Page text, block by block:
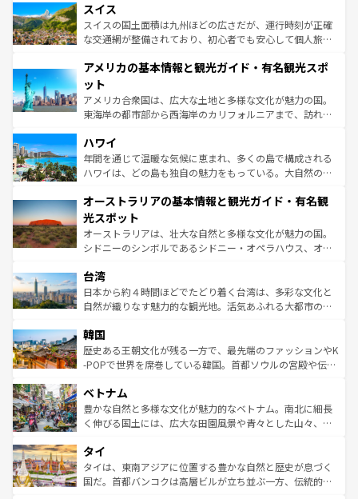
を参照してほしい。
は、お酒好きな人にはぜひ体験してほしい。 なお、新着の
ドイツ情報はコンテンツ一覧を参照してほしい。
リアごとに異なる魅力がある。また、優雅なアフタヌーン
ティー、ビール好きにはたまらない英国パブ、サッカー観
戦など、本場だからこそできる体験も豊富。イギリスを旅
ンツ一覧を参照してほしい。
スイス
スイスの国土面積は九州ほどの広さだが、運行時刻が正確
な交通網が整備されており、初心者でも安心して個人旅行
の建物がそのまま残る町や、スイスならではのユニークな
博物館もあり、アルプス観光だけでなく町歩きも満喫する
ことができる。国民の所得が高いため物価も高いが、旅行
者向けの交通パス提供のサービスもあり、うまく活用すれ
着のスイス情報は
アメリカの基本情報と観光ガイド・有名観光スポ
ット
アメリカ合衆国は、広大な土地と多様な文化が魅力の国。
東海岸の都市部から西海岸のカリフォルニアまで、訪れる
のような巨大都市は、観光、ショッピング、エンターテイ
ンメントが詰まった刺激的なスポットだ。一方、アメリカ
西部には大自然が広がり、グランドキャニオンやイエロー
部のニューオーリンズでは、音楽と美食が融合した独特の
文化が魅力。旅行者はアメリカの各地域で異なる魅力を楽
しみながら、その多様性と豊かな歴史を感じることができ
るだろう。車でのロードトリップや列車の旅も、アメリカ
情報は
ハワイ
年間を通じて温暖な気候に恵まれ、多くの島で構成される
ハワイは、どの島も独自の魅力をもっている。大自然の神
ワイ島は見逃せない。また、定番の観光地といえばオアフ
島だが、静かな自然を求めるならマウイ島やカウアイ島が
おすすめ。エメラルドグリーンに輝く海をはじめ、豊かな
文化や歴史が息づいている。「アロハスピリット」と呼ば
人々、おいしいローカルフードやハワイアンミュージッ
ク、伝統的なフラダンスなど、すべてがハワイの魅力を彩
っている。訪れるたびに新しい発見と感動が待っているハ
はコンテンツ一覧
オーストラリアの基本情報と観光ガイド・有名観
光スポット
オーストラリアは、壮大な自然と多様な文化が魅力の国。
シドニーのシンボルであるシドニー・オペラハウス、オー
リアリーフや大陸中央部にそびえるウルル（エアーズロッ
ク）、タスマニアの美しい原生林やケアンズの熱帯雨林な
ど、見どころがたくさん。また、カフェやワイン、オージ
いる。アクティビティも充実しており、サーフィンやダイ
ビング、ハイキングなど、アウトドア好きにはたまらな
い。オーストラリアの多彩な魅力を存分に味わいつくそ
参照してほしい。
台湾
日本から約４時間ほどでたどり着く台湾は、多彩な文化と
自然が織りなす魅力的な観光地。活気あふれる大都市の台
ン）、静ひつな山岳地帯である台湾東部など、都市の喧騒
と山間の静けさが共存しており、訪れる人に新しい発見と
驚きをもたらしてくれる。また、奥深い台湾の食文化も魅
容にもいいと評判のスイーツなど、バラエティ豊かな料理
が味わえる。 なお、新着の台湾情報は コンテンツ一覧を参
照してほしい。
韓国
歴史ある王朝文化が残る一方で、最先端のファッションやK
-POPで世界を席巻している韓国。首都ソウルの宮殿や伝統
き、地方に足を延ばせば四季折々の自然美を楽しむことが
できる。そして、キムチや焼肉、絶品のストリートフード
まで、さまざまな韓国料理が待っている。夜には、韓国な
リティに包まれながら、韓国の多彩な魅力を心ゆくまで味
わってみてほしい。 なお、新着の韓国情報はコンテンツ一
覧を参照してほしい。
ベトナム
豊かな自然と多様な文化が魅力的なベトナム。南北に細長
く伸びる国土には、広大な田園風景や青々とした山々、世
急速な発展と共に伝統が息づく。ハノイの古い町並みやホ
ーチミン市のフランス統治時代の建物も、独特の雰囲気を
醸し出している。また、バラエティの豊かさとおいしさで
タイ
タイは、東南アジアに位置する豊かな自然と歴史が息づく
国だ。首都バンコクは高層ビルが立ち並ぶ一方、伝統的な